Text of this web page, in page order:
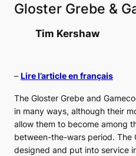
Gloster Grebe &
Tim Kershaw
– Lire l’article en français
The Gloster Grebe and
in many ways, although their
allow them to become among
between-the-wars period. The
designed and put into service